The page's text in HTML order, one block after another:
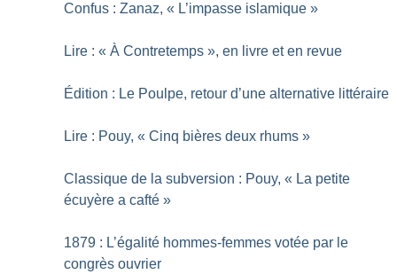
Confus : Zanaz, « L’impasse islamique »
Lire : « À Contretemps », en livre et en revue
Édition : Le Poulpe, retour d’une alternative littéraire
Lire : Pouy, « Cinq bières deux rhums »
Classique de la subversion : Pouy, « La petite
écuyère a cafté »
1879 : L’égalité hommes-femmes votée par le
congrès ouvrier